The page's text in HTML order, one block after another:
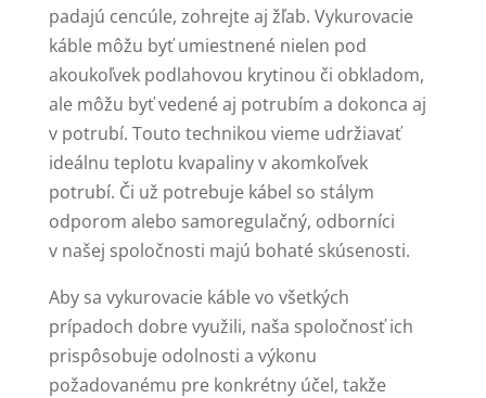
padajú cencúle, zohrejte aj žľab. Vykurovacie
káble môžu byť umiestnené nielen pod
akoukoľvek podlahovou krytinou či obkladom,
ale môžu byť vedené aj potrubím a dokonca aj
v potrubí. Touto technikou vieme udržiavať
ideálnu teplotu kvapaliny v akomkoľvek
potrubí. Či už potrebuje kábel so stálym
odporom alebo samoregulačný, odborníci
v našej spoločnosti majú bohaté skúsenosti.
Aby sa vykurovacie káble vo všetkých
prípadoch dobre využili, naša spoločnosť ich
prispôsobuje odolnosti a výkonu
požadovanému pre konkrétny účel, takže